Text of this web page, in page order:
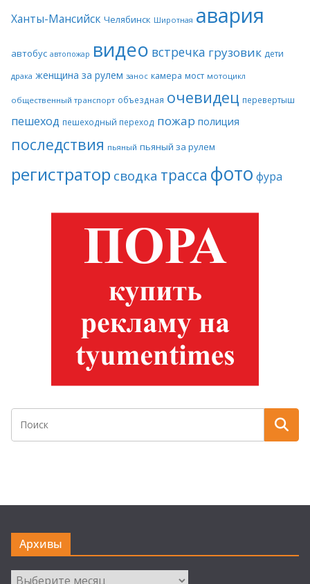
Ханты-Мансийск Челябинск Широтная авария
автобус автопожар видео встречка грузовик дети
драка женщина за рулем занос камера мост мотоцикл
общественный транспорт объездная очевидец перевертыш
пешеход пешеходный переход пожар полиция
последствия пьяный пьяный за рулем
регистратор сводка трасса фото фура
Архивы
Архивы